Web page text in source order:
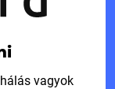
vagyok